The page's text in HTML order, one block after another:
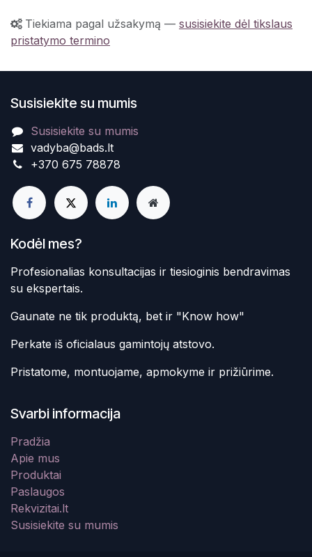
Tiekiama pagal užsakymą — susisiekite dėl tikslaus
pristatymo termino
Susisiekite su mumis
Susisiekite su mumis
vadyba@bads.lt
+370 675 78878
Kodėl mes?
Profesionalias konsultacijas ir tiesioginis bendravimas
su ekspertais.
Gaunate ne tik produktą, bet ir "Know how"
Perkate iš oficialaus gamintojų atstovo.
Pristatome, montuojame, apmokyme ir prižiūrime.
Svarbi informacija
Pradžia
Apie mus
Produktai
Paslaugos
Rekvizitai.lt
Susisiekite su mumis